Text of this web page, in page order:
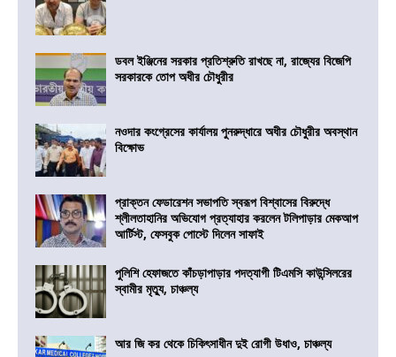
ডবল ইঞ্জিনের সরকার প্রতিশ্রুতি রাখছে না, রাজ্যের বিজেপি
সরকারকে তোপ অধীর চৌধুরীর
নওদার কংগ্রেসের কার্যালয় পুনরুদ্ধারে অধীর চৌধুরীর অবস্থান
বিক্ষোভ
প্রাক্তন ফেডারেশন সভাপতি স্বরূপ বিশ্বাসের বিরুদ্ধে
শ্লীলতাহানির অভিযোগ প্রত্যাহার করলেন টলিপাড়ার মেকআপ
আর্টিস্ট, ফেসবুক পোস্টে দিলেন সাফাই
পুলিশি হেফাজতে কাঁচড়াপাড়ার পদত্যাগী টিএমসি কাউন্সিলরের
স্বামীর মৃত্যু, চাঞ্চল্য
আর জি কর থেকে চিকিৎসাধীন দুই রোগী উধাও, চাঞ্চল্য